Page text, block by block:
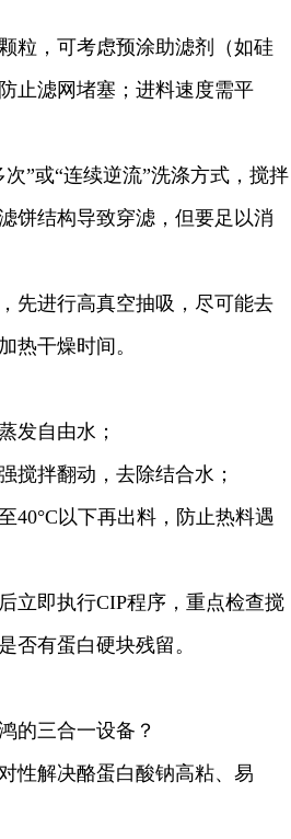
粒，可考虑预涂助滤剂（如硅
止滤网堵塞；进料速度需平
”或“连续逆流”洗涤方式，搅拌
饼结构导致穿滤，但要足以消
先进行高真空抽吸，尽可能去
热干燥时间。
发自由水；
搅拌翻动，去除结合水；
40°C以下再出料，防止热料遇
立即执行CIP程序，重点检查搅
否有蛋白硬块残留。
的三合一设备？
性解决酪蛋白酸钠高粘、易